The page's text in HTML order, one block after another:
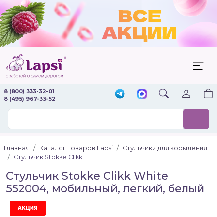
8 (800) 333-32-01
8 (495) 967-33-52
Главная Каталог товаров Lapsi
Стульчики для кормления
Стульчик Stokke Clikk
Стульчик Stokke Clikk White
552004, мобильный, легкий, белый